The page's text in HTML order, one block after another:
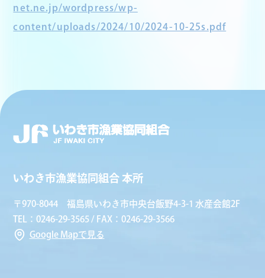
net.ne.jp/wordpress/wp-
content/uploads/2024/10/2024-10-25s.pdf
いわき市漁業協同組合 本所
〒970-8044 福島県いわき市中央台飯野4-3-1 水産会館2F
TEL：0246-29-3565 / FAX：0246-29-3566
Google Mapで見る